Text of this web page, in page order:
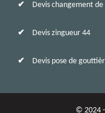
Devis changement
Devis zingueur 44
Devis pose de
© 2024